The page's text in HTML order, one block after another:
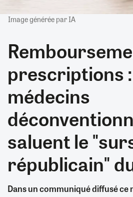
Image générée par IA
prescriptions
médecins
saluent le
républicain"
Dans un communiqué diffusé ce